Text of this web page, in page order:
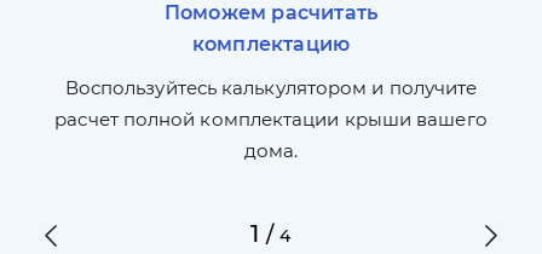
Поможем расчитать
комплектацию
Воспользуйтесь калькулятором и получите
расчет полной комплектации крыши вашего
дома.
1 /4